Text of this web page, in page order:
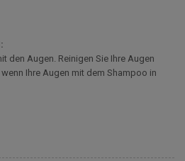
den Augen. Reinigen Sie Ihre Augen
Ihre Augen mit dem Shampoo in